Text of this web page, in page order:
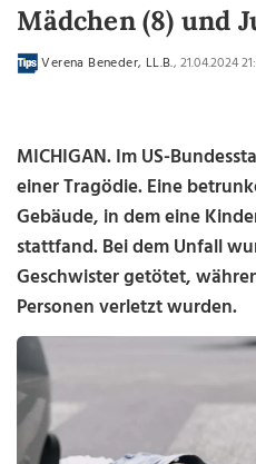
Mädchen (8) und
Verena Beneder, LL.B., 21.04.2024
MICHIGAN. Im US-
einer Tragödie. Eine
Gebäude, in dem eine
stattfand. Bei dem Unfall
Geschwister getötet,
Personen verletzt wurden.